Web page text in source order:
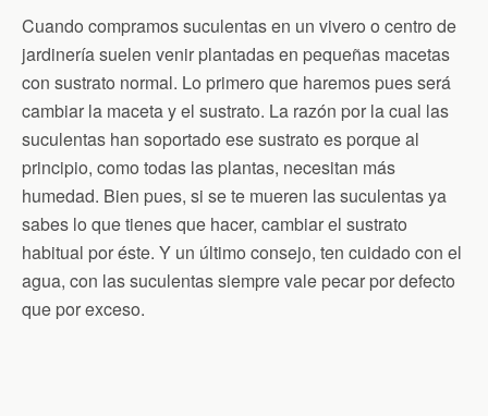
Cuando compramos suculentas en un vivero o centro de
jardinería suelen venir plantadas en pequeñas macetas
con sustrato normal. Lo primero que haremos pues será
cambiar la maceta y el sustrato. La razón por la cual las
suculentas han soportado ese sustrato es porque al
principio, como todas las plantas, necesitan más
humedad. Bien pues, si se te mueren las suculentas ya
sabes lo que tienes que hacer, cambiar el sustrato
habitual por éste. Y un último consejo, ten cuidado con el
agua, con las suculentas siempre vale pecar por defecto
que por exceso.